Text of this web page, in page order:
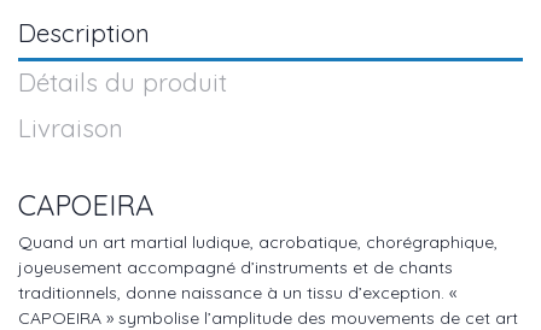
Description
Détails du produit
Livraison
CAPOEIRA
Quand un art martial ludique, acrobatique, chorégraphique,
joyeusement accompagné d’instruments et de chants
traditionnels, donne naissance à un tissu d’exception. «
CAPOEIRA » symbolise l’amplitude des mouvements de cet art